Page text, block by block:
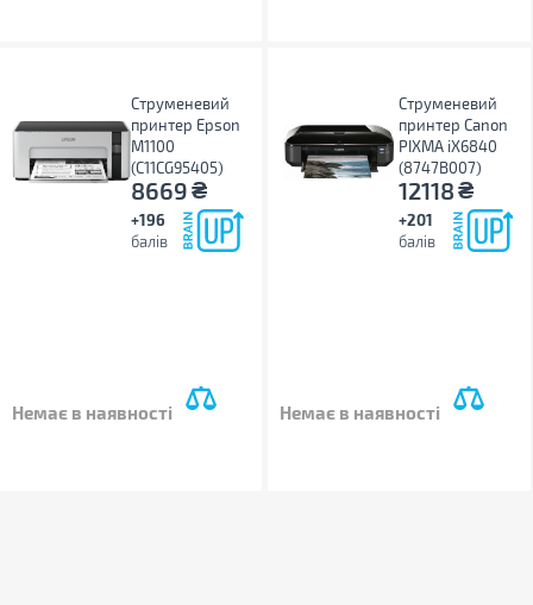
Струменевий
принтер Epson
M1100
(C11CG95405)
8669₴
+196
балів
Немає в наявності
Струменевий
принтер Canon
PIXMA iX6840
(8747B007)
12118₴
+201
балів
Немає в наявності